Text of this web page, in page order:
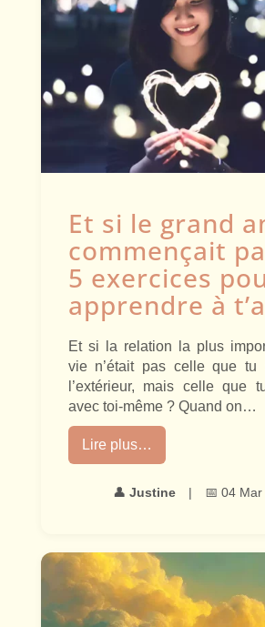
Et si le grand
commençait
5 exercices
apprendre à
Et si la relation la plus
vie n’était pas celle que tu
l’extérieur, mais celle que
avec toi-même ? Quand on…
Lire plus…
👤 Justine | 📅 04 Mar